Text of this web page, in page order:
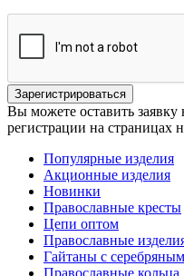
Вы можете оставить заявку
регистрации на страницах
Популярные изделия
Акционные изделия
Новинки
Православные кресты
Цепи оптом
Православные
Гайтаны с